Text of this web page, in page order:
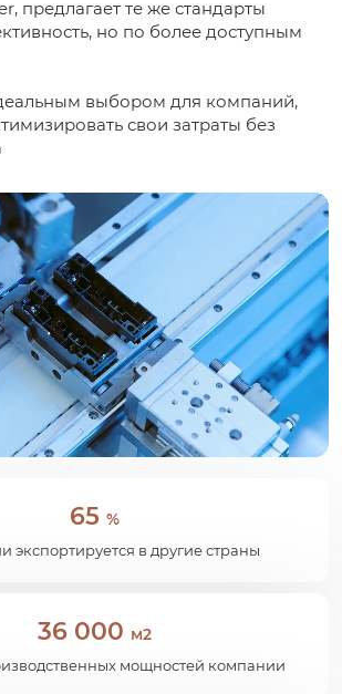
предлагает те же стандарты
но по более доступным
выбором для компаний,
свои затраты без
65 %
экспортируется в другие страны
36 000 м2
мощностей компании